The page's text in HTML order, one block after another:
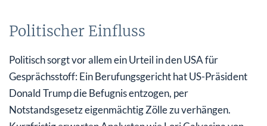
Politischer Einfluss
Politisch sorgt vor allem ein Urteil in den USA für
Gesprächsstoff: Ein Berufungsgericht hat US-Präsident
Donald Trump die Befugnis entzogen, per
Notstandsgesetz eigenmächtig Zölle zu verhängen.